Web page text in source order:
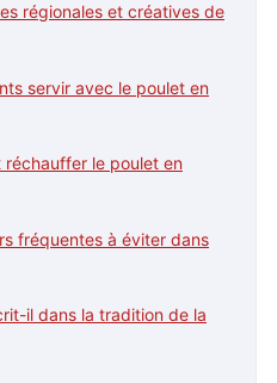
régionales et créatives de
servir avec le poulet en
le poulet en
fréquentes à éviter dans
il dans la tradition de la